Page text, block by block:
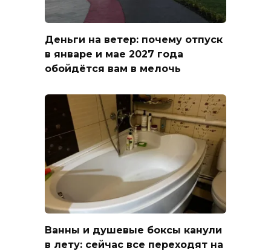
Деньги на ветер: почему отпуск
в январе и мае 2027 года
обойдётся вам в мелочь
Ванны и душевые боксы канули
в лету: сейчас все переходят на